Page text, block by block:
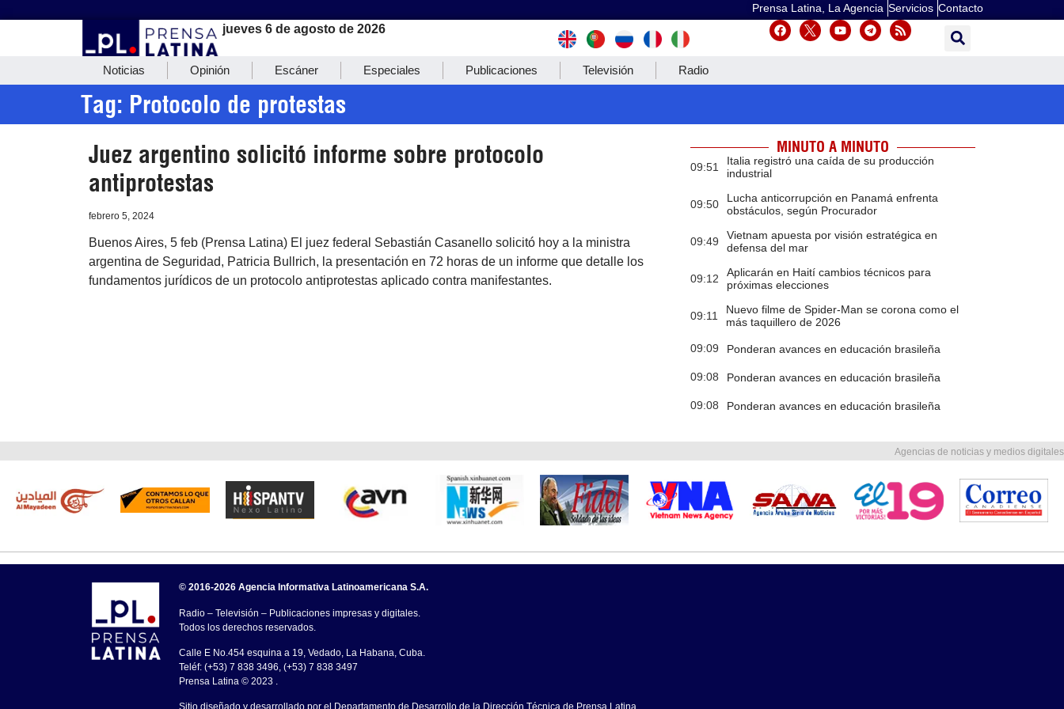
Prensa Latina, La Agencia Servicios Contacto
jueves 6 de agosto de 2026
Noticias Opinión Escáner Especiales Publicaciones Televisión Radio
Tag: Protocolo de protestas
Juez argentino solicitó informe sobre protocolo
antiprotestas
febrero 5, 2024
Buenos Aires, 5 feb (Prensa Latina) El juez federal Sebastián Casanello solicitó hoy a la ministra
argentina de Seguridad, Patricia Bullrich, la presentación en 72 horas de un informe que detalle los
fundamentos jurídicos de un protocolo antiprotestas aplicado contra manifestantes.
MINUTO A MINUTO
09:51
Italia registró una caída de su producción
industrial
09:50
Lucha anticorrupción en Panamá enfrenta
obstáculos, según Procurador
09:49
Vietnam apuesta por visión estratégica en
defensa del mar
09:12
Aplicarán en Haití cambios técnicos para
próximas elecciones
09:11
Nuevo filme de Spider-Man se corona como el
más taquillero de 2026
09:09 Ponderan avances en educación brasileña
09:08 Ponderan avances en educación brasileña
09:08 Ponderan avances en educación brasileña
Agencias de noticias y medios digitales
© 2016-2026 Agencia Informativa Latinoamericana S.A.
Radio – Televisión – Publicaciones impresas y digitales.
Todos los derechos reservados.
Calle E No.454 esquina a 19, Vedado, La Habana, Cuba.
Teléf: (+53) 7 838 3496, (+53) 7 838 3497
Prensa Latina © 2023 .